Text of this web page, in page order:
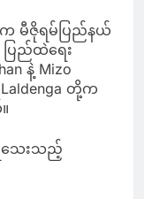
မီဇိုရမ်ပြည်နယ်
ပြည်ထဲရေး
နဲ့ Mizo
Laldenga တို့က
သေးသည့်